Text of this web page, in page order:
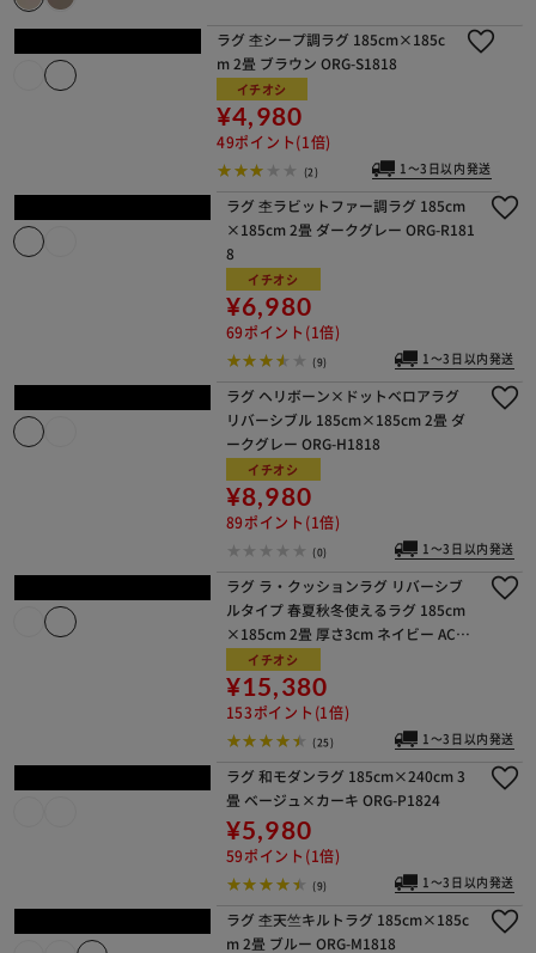
ラグ 杢シープ調ラグ 185cm×185cm
2畳 ブラウン ORG-S1818
イチオシ
¥4,980
49ポイント(1倍)
(2) 1～3日以内発送
ラグ 杢ラビットファー調ラグ 185cm
×185cm 2畳 ダークグレー ORG-R181
8
イチオシ
¥6,980
69ポイント(1倍)
(9)
ラグ ヘリボーン×ドットベロアラグ
リバーシブル 185cm×185cm 2畳 ダ
ークグレー ORG-H1818
イチオシ
¥8,980
89ポイント(1倍)
(0)
ラグ ラ・クッションラグ リバーシブ
ルタイプ 春夏秋冬使えるラグ 185cm
×185cm 2畳 厚さ3cm ネイビー ACRR
-CM1818
イチオシ
¥15,380
153ポイント(1倍)
(25)